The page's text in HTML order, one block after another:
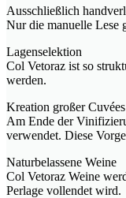
Ausschließlich
Nur die manuelle Lese
Lagenselektion
Col Vetoraz ist so
werden.
Kreation großer Cuvées
Am Ende der
verwendet. Diese
Naturbelassene Weine
Col Vetoraz Weine
Perlage vollendet wird.